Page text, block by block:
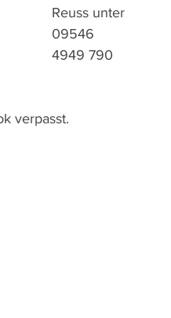
Reuss unter
09546
4949 790
verpasst.